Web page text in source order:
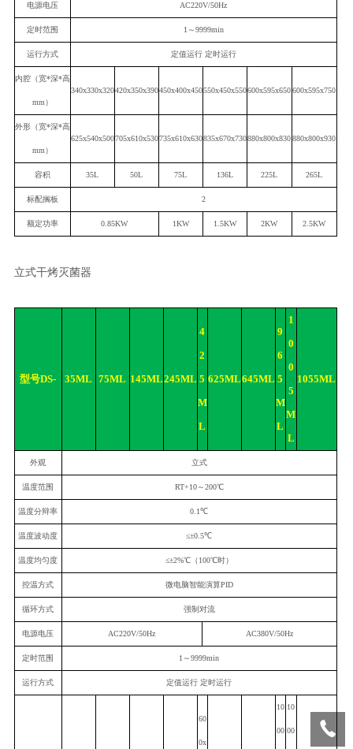
电源电压 AC220V/50Hz
定时范围 1～9999min
运行方式 定值运行 定时运行
内腔（宽*深*高
mm）
340x330x320420x350x390450x400x450550x450x550600x595x650 600x595x750
外形（宽*深*高
mm）
625x540x500705x610x530735x610x630835x670x730880x800x830 880x800x930
容积 35L 50L 75L 136L 225L 265L
标配搁板 2
额定功率 0.85KW 1KW 1.5KW 2KW 2 .5KW
立式干烤灭菌器
型号DS- 35ML 75ML 145ML245ML
4
2
5
M
L
625ML645ML
9
6
5
M
L
1
0
0
5
M
L
1055ML
外观 立式
温度范围 RT+10～200℃
温度分辩率 0.1℃
温度波动度 ≤±0.5℃
温度均匀度 ≤±2%℃（100℃时）
控温方式 微电脑智能演算PID
循环方式 强制对流
电源电压 AC220V/50Hz AC380V/50Hz
定时范围 1～9999min
运行方式 定值运行 定时运行
60
0x
10
00
10
00